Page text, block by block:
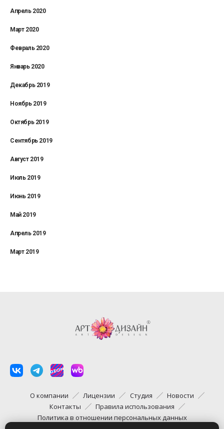
Апрель 2020
Март 2020
Февраль 2020
Январь 2020
Декабрь 2019
Ноябрь 2019
Октябрь 2019
Сентябрь 2019
Август 2019
Июль 2019
Июнь 2019
Май 2019
Апрель 2019
Март 2019
О компании Лицензии Студия
Новости
Контакты
Правила использования
Политика в отношении персональных данных